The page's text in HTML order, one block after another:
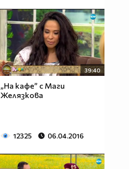
39:40
„На кафе” с Маги
Желязкова
12325 06.04.2016